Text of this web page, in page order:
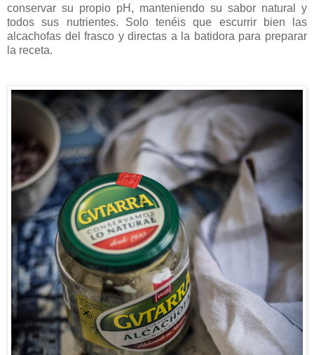
conservar su propio pH, manteniendo su sabor natural y
todos sus nutrientes. Solo tenéis que escurrir bien las
alcachofas del frasco y directas a la batidora para preparar
la receta.